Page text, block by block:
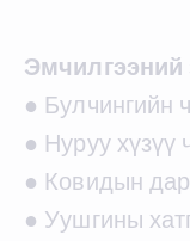
Эмчилгээний
● Булчингийн
● Нуруу хүзүү
● Ковидын
● Уушгины